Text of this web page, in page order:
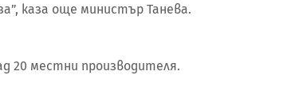
каза още министър Танева.
20 местни производителя.